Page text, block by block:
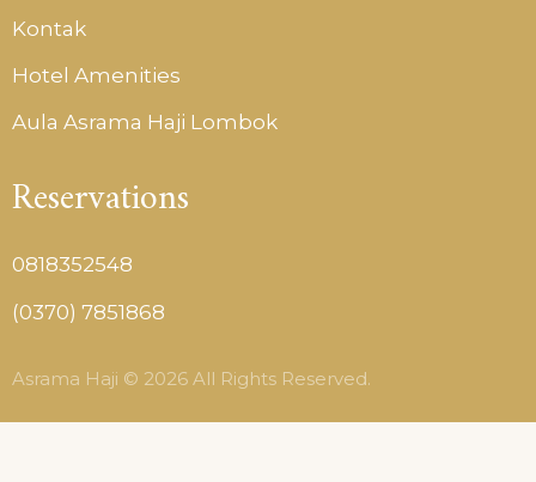
Kontak
Hotel Amenities
Aula Asrama Haji Lombok
Reservations
0818352548
(0370) 7851868
Asrama Haji © 2026 All Rights Reserved.